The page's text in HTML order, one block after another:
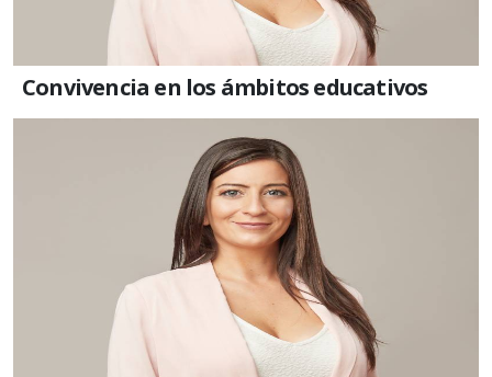
Convivencia en los ámbitos educativos